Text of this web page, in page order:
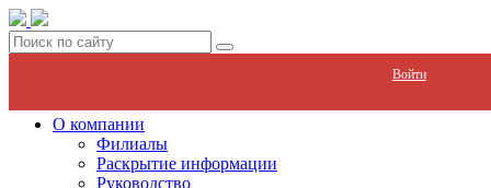
Войти
О компании
Филиалы
Раскрытие информации
Руководство